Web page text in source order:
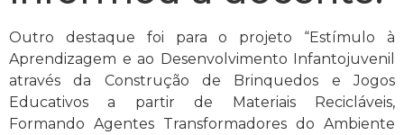
Outro destaque foi para o projeto “Estímulo à
Aprendizagem e ao Desenvolvimento Infantojuvenil
através da Construção de Brinquedos e Jogos
Educativos a partir de Materiais Recicláveis,
Formando Agentes Transformadores do Ambiente